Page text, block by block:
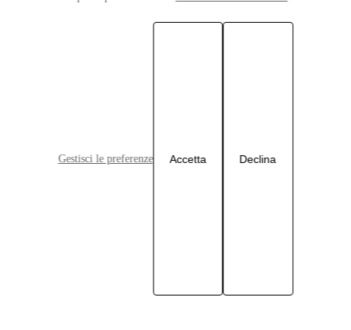
propria informativa sulla protezione dati personali. Le modifiche che
Gestisci le preferenze Accetta Declina